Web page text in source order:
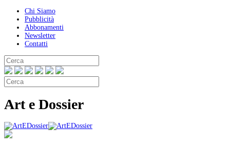
Chi Siamo
Pubblicità
Abbonamenti
Newsletter
Contatti
Art e Dossier